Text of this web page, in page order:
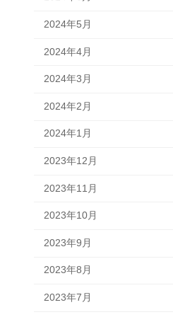
2024年5月
2024年4月
2024年3月
2024年2月
2024年1月
2023年12月
2023年11月
2023年10月
2023年9月
2023年8月
2023年7月